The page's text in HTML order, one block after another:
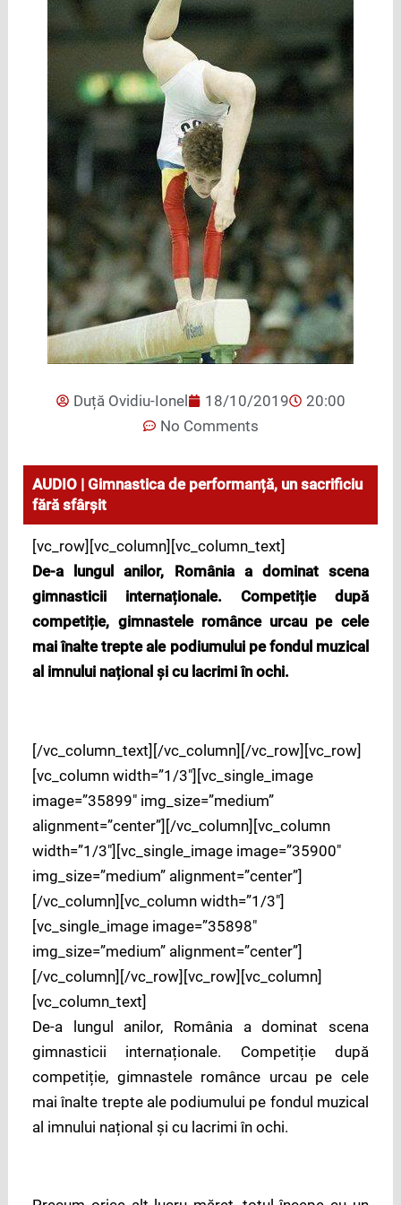
Duță Ovidiu-Ionel 18/10/2019
20:00
No Comments
AUDIO | Gimnastica de performanță, un sacrificiu
fără sfârșit
[vc_row][vc_column][vc_column_text]
De-a lungul anilor, România a dominat scena
gimnasticii internaționale. Competiție după
competiție, gimnastele românce urcau pe cele
mai înalte trepte ale podiumului pe fondul muzical
al imnului național și cu lacrimi în ochi.
[/vc_column_text][/vc_column][/vc_row][vc_row]
[vc_column width=”1/3″][vc_single_image
image=”35899″ img_size=”medium”
alignment=”center”][/vc_column][vc_column
width=”1/3″][vc_single_image image=”35900″
img_size=”medium” alignment=”center”]
[/vc_column][vc_column width=”1/3″]
[vc_single_image image=”35898″
img_size=”medium” alignment=”center”]
[/vc_column][/vc_row][vc_row][vc_column]
[vc_column_text]
De-a lungul anilor, România a dominat scena
gimnasticii internaționale. Competiție după
competiție, gimnastele românce urcau pe cele
mai înalte trepte ale podiumului pe fondul muzical
al imnului național și cu lacrimi în ochi.